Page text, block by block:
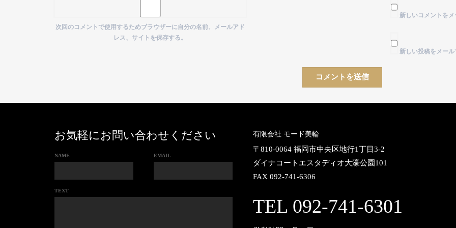
次回のコメントで使用するためブラウザーに自分の名前、メールアド
レス、サイトを保存する。
新しいコメントを
新しい投稿をメール
お気軽にお問い合わせください
NAME EMAIL
TEXT
有限会社 モード美輪
〒810-0064 福岡市中央区地行1丁目3-2
ダイナコートエスタディオ大濠公園101
FAX 092-741-6306
TEL 092-741-6301